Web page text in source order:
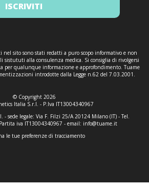
ISCRIVITI
sito sono stati redatti a puro scopo informativo e non
sistututi alla consulenza medica. Si consiglia di rivolgersi
per qualunque informazione e approfondimento. Tuame
introdotte dalla Legge n.62 del 7.03.2001.
© Copyright 2026
Italia S.r.l. - P.Iva IT13004340967
- sede legale: Via F. Filzi 25/A 20124 Milano (IT) - Tel.
iva IT13004340967 - email: info@tuame.it
le tue preferenze di tracciamento